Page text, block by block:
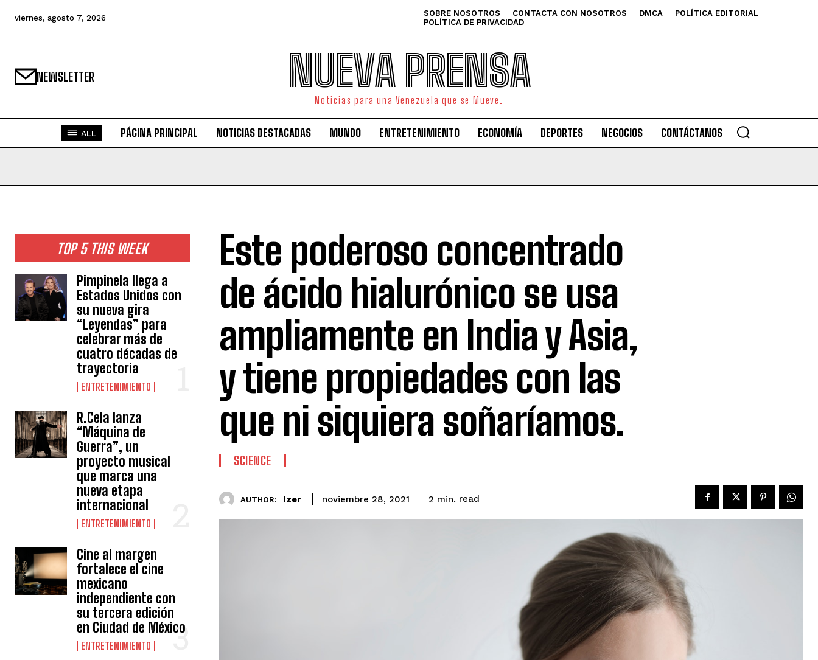
viernes, agosto 7, 2026 SOBRE NOSOTROS CONTACTA CON NOSOTROS DMCA
POLÍTICA EDITORIAL
POLÍTICA DE PRIVACIDAD
NEWSLETTER NUEVA PRENSA
Noticias para una Venezuela que se Mueve.
ALL PÁGINA PRINCIPAL NOTICIAS DESTACADAS MUNDO ENTRETENIMIENTO ECONOMÍA DEPORTES NEGOCIOS CONTÁCTANOS
TOP 5 THIS WEEK
Pimpinela llega a
Estados Unidos con
su nueva gira
“Leyendas” para
celebrar más de
cuatro décadas de
trayectoria
ENTRETENIMIENTO
R.Cela lanza
“Máquina de
Guerra”, un
proyecto musical
que marca una
nueva etapa
internacional
ENTRETENIMIENTO
Cine al margen
fortalece el cine
mexicano
independiente con
su tercera edición
en Ciudad de México
ENTRETENIMIENTO
Este poderoso concentrado
de ácido hialurónico se usa
ampliamente en India y Asia,
y tiene propiedades con las
que ni siquiera soñaríamos.
SCIENCE
AUTHOR: Izer noviembre 28, 2021 2 min. read